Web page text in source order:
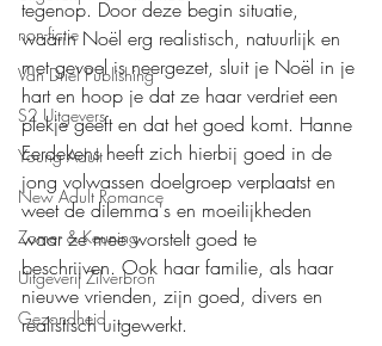
non-fictie
Van Driel Publishing
S2 Uitgevers
Young Adult
New Adult Romance
Zomer & Keuning
Uitgeverij Zilverbron
Gezondheid
tegenop. Door deze begin situatie,
waarin Noël erg realistisch, natuurlijk en
met gevoel is neergezet, sluit je Noël in je
hart en hoop je dat ze haar verdriet een
plekje geeft en dat het goed komt. Hanne
Eerdekens heeft zich hierbij goed in de
jong volwassen doelgroep verplaatst en
weet de dilemma's en moeilijkheden
waar ze mee worstelt goed te
beschrijven. Ook haar familie, als haar
nieuwe vrienden, zijn goed, divers en
realistisch uitgewerkt.